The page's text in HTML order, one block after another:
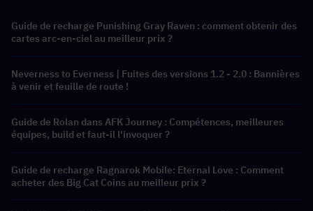
Guide de recharge Punishing Gray Raven : comment obtenir des
cartes arc-en-ciel au meilleur prix ?
Neverness to Everness | Fuites des versions 1.2 - 2.0 : Bannières
à venir et feuille de route !
Guide de Rolan dans AFK Journey : Compétences, meilleures
équipes, build et faut-il l'invoquer ?
Guide de recharge Ragnarok Mobile: Eternal Love : Comment
acheter des Big Cat Coins au meilleur prix ?